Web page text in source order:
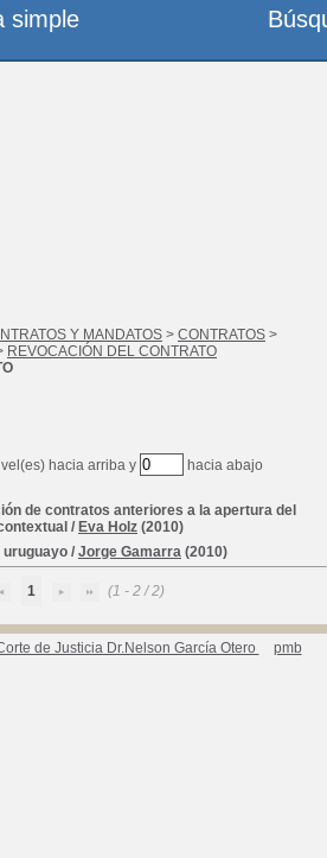
Y MANDATOS > CONTRATOS >
REVOCACIÓN DEL CONTRATO
hacia arriba y hacia abajo
de contratos anteriores a la apertura del
/ Eva Holz (2010)
uruguayo / Jorge Gamarra (2010)
1 (1 - 2 / 2)
de Justicia Dr.Nelson García Otero pmb
simple